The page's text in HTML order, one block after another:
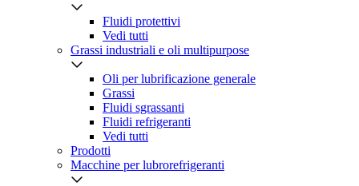
Fluidi protettivi
Vedi tutti
Grassi industriali e oli multipurpose
Oli per lubrificazione generale
Grassi
Fluidi sgrassanti
Fluidi refrigeranti
Vedi tutti
Prodotti
Macchine per lubrorefrigeranti